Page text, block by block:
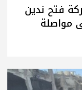
فتح ندين
مواصلة